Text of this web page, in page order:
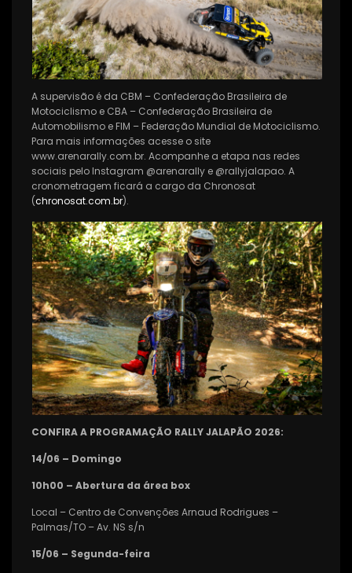
A supervisão é da CBM – Confederação Brasileira de
Motociclismo e CBA – Confederação Brasileira de
Automobilismo e FIM – Federação Mundial de Motociclismo.
Para mais informações acesse o site
www.arenarally.com.br. Acompanhe a etapa nas redes
sociais pelo Instagram @arenarally e @rallyjalapao. A
cronometragem ficará a cargo da Chronosat
(chronosat.com.br).
CONFIRA A PROGRAMAÇÃO RALLY JALAPÃO 2026:
14/06 – Domingo
10h00 – Abertura da área box
Local – Centro de Convenções Arnaud Rodrigues –
Palmas/TO – Av. NS s/n
15/06 – Segunda-feira